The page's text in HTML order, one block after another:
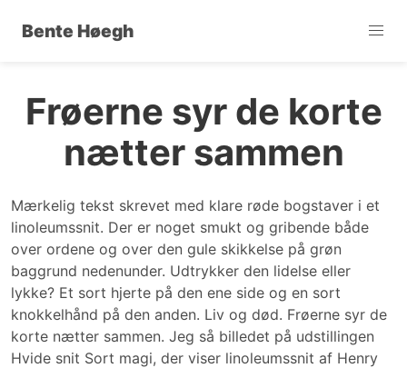
Bente Høegh
Frøerne syr de korte
nætter sammen
Mærkelig tekst skrevet med klare røde bogstaver i et
linoleumssnit. Der er noget smukt og gribende både
over ordene og over den gule skikkelse på grøn
baggrund nedenunder. Udtrykker den lidelse eller
lykke? Et sort hjerte på den ene side og en sort
knokkelhånd på den anden. Liv og død. Frøerne syr de
korte nætter sammen. Jeg så billedet på udstillingen
Hvide snit Sort magi, der viser linoleumssnit af Henry